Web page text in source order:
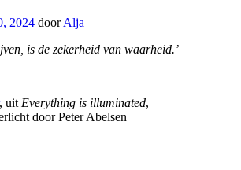
2024 doorAlja
is de zekerheid van waarheid.’
, uit Everything is illuminated,
door Peter Abelsen